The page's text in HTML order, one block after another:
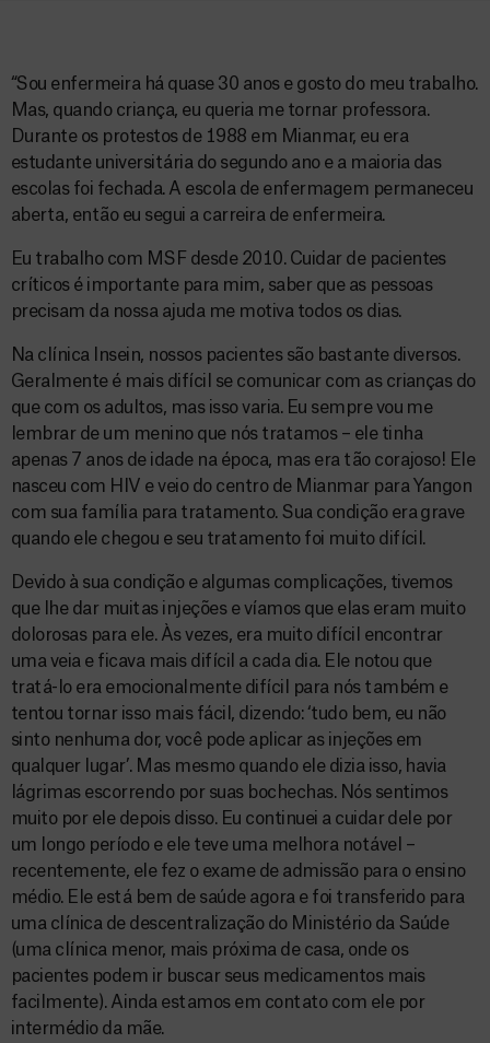
“Sou enfermeira há quase 30 anos e gosto do meu trabalho.
Mas, quando criança, eu queria me tornar professora.
Durante os protestos de 1988 em Mianmar, eu era
estudante universitária do segundo ano e a maioria das
escolas foi fechada. A escola de enfermagem permaneceu
aberta, então eu segui a carreira de enfermeira.
Eu trabalho com MSF desde 2010. Cuidar de pacientes
críticos é importante para mim, saber que as pessoas
precisam da nossa ajuda me motiva todos os dias.
Na clínica Insein, nossos pacientes são bastante diversos.
Geralmente é mais difícil se comunicar com as crianças do
que com os adultos, mas isso varia. Eu sempre vou me
lembrar de um menino que nós tratamos – ele tinha
apenas 7 anos de idade na época, mas era tão corajoso! Ele
nasceu com HIV e veio do centro de Mianmar para Yangon
com sua família para tratamento. Sua condição era grave
quando ele chegou e seu tratamento foi muito difícil.
Devido à sua condição e algumas complicações, tivemos
que lhe dar muitas injeções e víamos que elas eram muito
dolorosas para ele. Às vezes, era muito difícil encontrar
uma veia e ficava mais difícil a cada dia. Ele notou que
tratá-lo era emocionalmente difícil para nós também e
tentou tornar isso mais fácil, dizendo: ‘tudo bem, eu não
sinto nenhuma dor, você pode aplicar as injeções em
qualquer lugar’. Mas mesmo quando ele dizia isso, havia
lágrimas escorrendo por suas bochechas. Nós sentimos
muito por ele depois disso. Eu continuei a cuidar dele por
um longo período e ele teve uma melhora notável –
recentemente, ele fez o exame de admissão para o ensino
médio. Ele está bem de saúde agora e foi transferido para
uma clínica de descentralização do Ministério da Saúde
(uma clínica menor, mais próxima de casa, onde os
pacientes podem ir buscar seus medicamentos mais
facilmente). Ainda estamos em contato com ele por
intermédio da mãe.